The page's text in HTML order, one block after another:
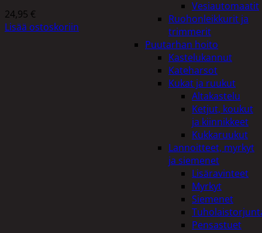
Vesiautomaatit
Ruohonleikkurit ja
trimmerit
Puutarhan hoito
Kastelukannut
Kateharsot
Kukat ja ruukut
Altakastelu
Ketjut, koukut
ja kiinnikkeet
Kukkaruukut
Lannoitteet, myrkyt
ja siemenet
Lisäravinteet
Myrkyt
Siemenet
Pensastuet
24,95 €
Lisää ostoskoriin